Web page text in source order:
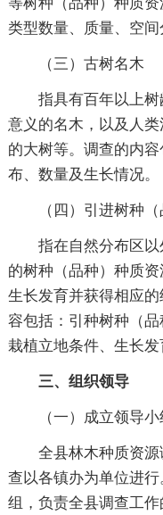
类型数量、质量、空间
（三）古树名木
指具有百年以上
意义的名木，以及人
的大树等。调查的内
布、数量及生长情况。
（四）引进树种
指在自然分布区
的树种（品种）种质
生长发育并获得相应
容包括：引种树种（品
栽植立地条件、生长发
三、组织领导
（一）成立领导小
全县林木种质资
查以各镇办为单位进
组，负责全县调查工